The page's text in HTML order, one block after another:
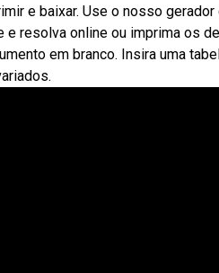
e baixar. Use o nosso
e resolva online ou imprima os
em branco. Insira uma